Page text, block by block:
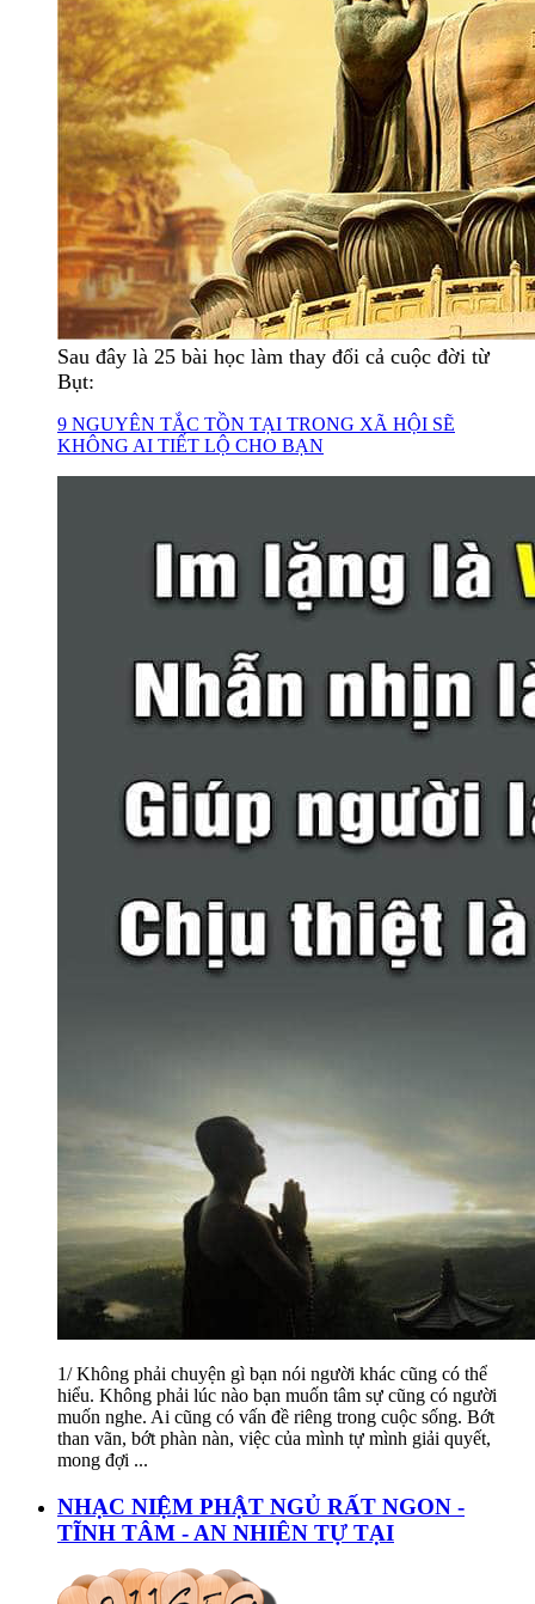
Sau đây là 25 bài học làm thay đổi cả cuộc đời từ
Bụt:
9 NGUYÊN TẮC TỒN TẠI TRONG XÃ HỘI SẼ
KHÔNG AI TIẾT LỘ CHO BẠN
1/ Không phải chuyện gì bạn nói người khác cũng có thể
hiểu. Không phải lúc nào bạn muốn tâm sự cũng có người
muốn nghe. Ai cũng có vấn đề riêng trong cuộc sống. Bớt
than vãn, bớt phàn nàn, việc của mình tự mình giải quyết,
mong đợi ...
NHẠC NIỆM PHẬT NGỦ RẤT NGON -
TĨNH TÂM - AN NHIÊN TỰ TẠI